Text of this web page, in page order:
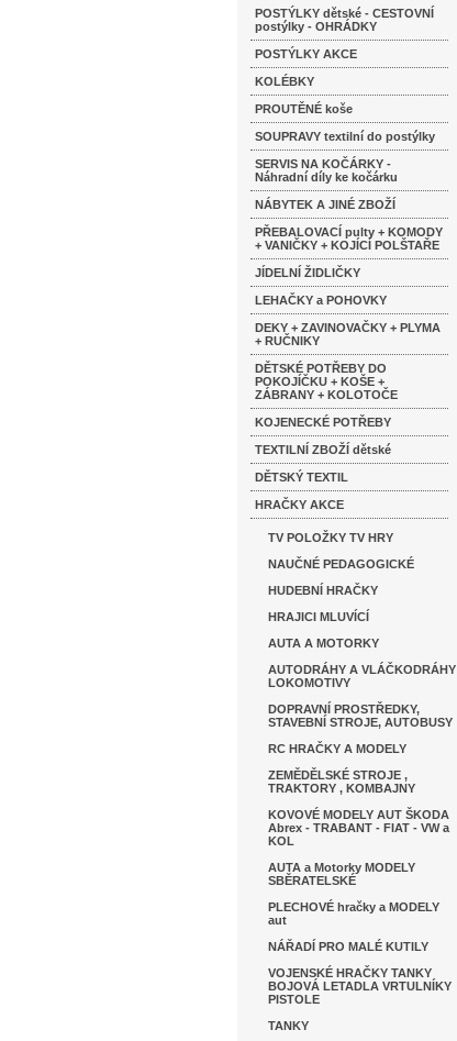
POSTÝLKY dětské - CESTOVNÍ
postýlky - OHRÁDKY
POSTÝLKY AKCE
KOLÉBKY
PROUTĚNÉ koše
SOUPRAVY textilní do postýlky
SERVIS NA KOČÁRKY -
Náhradní díly ke kočárku
NÁBYTEK A JINÉ ZBOŽÍ
PŘEBALOVACÍ pulty + KOMODY
+ VANIČKY + KOJÍCÍ POLŠTAŘE
JÍDELNÍ ŽIDLIČKY
LEHAČKY a POHOVKY
DEKY + ZAVINOVAČKY + PLYMA
+ RUČNIKY
DĚTSKÉ POTŘEBY DO
POKOJÍČKU + KOŠE +
ZÁBRANY + KOLOTOČE
KOJENECKÉ POTŘEBY
TEXTILNÍ ZBOŽÍ dětské
DĚTSKÝ TEXTIL
HRAČKY AKCE
TV POLOŽKY TV HRY
NAUČNÉ PEDAGOGICKÉ
HUDEBNÍ HRAČKY
HRAJICI MLUVÍCÍ
AUTA A MOTORKY
AUTODRÁHY A VLÁČKODRÁHY
LOKOMOTIVY
DOPRAVNÍ PROSTŘEDKY,
STAVEBNÍ STROJE, AUTOBUSY
RC HRAČKY A MODELY
ZEMĚDĚLSKÉ STROJE ,
TRAKTORY , KOMBAJNY
KOVOVÉ MODELY AUT ŠKODA
Abrex - TRABANT - FIAT - VW a
KOL
AUTA a Motorky MODELY
SBĚRATELSKÉ
PLECHOVÉ hračky a MODELY
aut
NÁŘADÍ PRO MALÉ KUTILY
VOJENSKÉ HRAČKY TANKY
BOJOVÁ LETADLA VRTULNÍKY
PISTOLE
TANKY